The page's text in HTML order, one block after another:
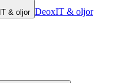
& oljor DeoxIT & oljor